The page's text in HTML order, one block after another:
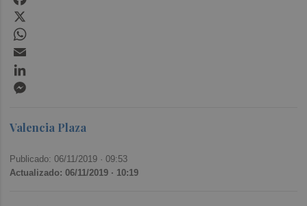
Valencia Plaza
Publicado: 06/11/2019 ·09:53
Actualizado: 06/11/2019 · 10:19